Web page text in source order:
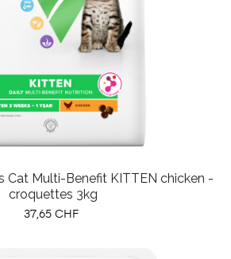
Cat Multi-Benefit KITTEN chicken -
croquettes 3kg
Prix
37,65 CHF